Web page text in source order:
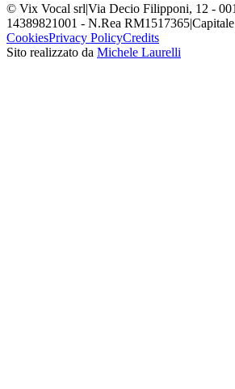
© Vix Vocal srl|Via Decio Filipponi, 12 -
14389821001 - N.Rea RM1517365|
CookiesPrivacy PolicyCredits
Sito realizzato da Michele Laurelli